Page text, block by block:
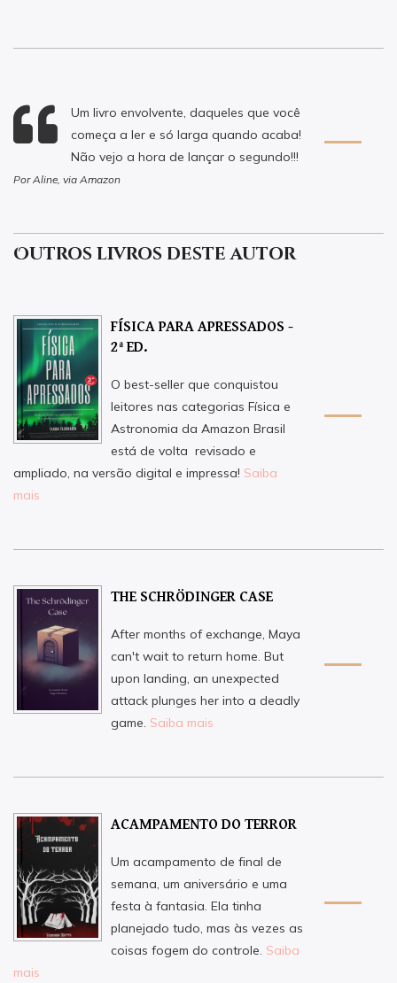
Um livro envolvente, daqueles que você
começa a ler e só larga quando acaba!
Não vejo a hora de lançar o segundo!!!
Por Aline, via Amazon
Outros livros deste autor
FÍSICA PARA APRESSADOS -
2ª ED.
O best-seller que conquistou
leitores nas categorias Física e
Astronomia da Amazon Brasil
está de volta  revisado e
ampliado, na versão digital e impressa! Saiba
mais
THE SCHRÖDINGER CASE
After months of exchange, Maya
can't wait to return home. But
upon landing, an unexpected
attack plunges her into a deadly
game. Saiba mais
ACAMPAMENTO DO TERROR
Um acampamento de final de
semana, um aniversário e uma
festa à fantasia. Ela tinha
planejado tudo, mas às vezes as
coisas fogem do controle. Saiba
mais